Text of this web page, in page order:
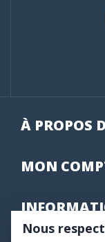
À PROPOS
MON
Nous